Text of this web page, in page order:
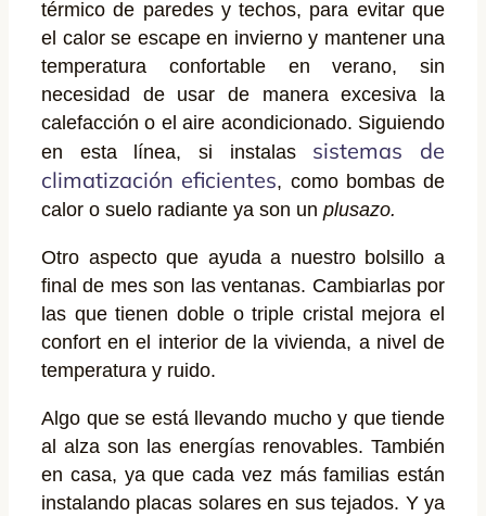
térmico de paredes y techos, para evitar que
el calor se escape en invierno y mantener una
temperatura confortable en verano, sin
necesidad de usar de manera excesiva la
calefacción o el aire acondicionado. Siguiendo
en esta línea, si instalas sistemas de
climatización eficientes, como bombas de
calor o suelo radiante ya son un plusazo.
Otro aspecto que ayuda a nuestro bolsillo a
final de mes son las ventanas. Cambiarlas por
las que tienen doble o triple cristal mejora el
confort en el interior de la vivienda, a nivel de
temperatura y ruido.
Algo que se está llevando mucho y que tiende
al alza son las energías renovables. También
en casa, ya que cada vez más familias están
instalando placas solares en sus tejados. Y ya